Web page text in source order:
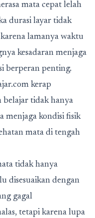
mata cepat lelah
durasi layar tidak
lamanya waktu
kesadaran menjaga
berperan penting.
kerap
belajar tidak hanya
menjaga kondisi fisik
mata di tengah
tidak hanya
disesuaikan dengan
gagal
tetapi karena lupa